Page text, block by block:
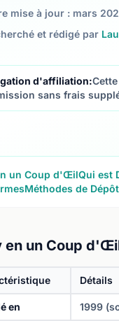
mise à jour : mars
et rédigé par
d'affiliation:
sans frais
un Coup d'ŒilQui est
Méthodes de
en un Coup
Détails
en 1999